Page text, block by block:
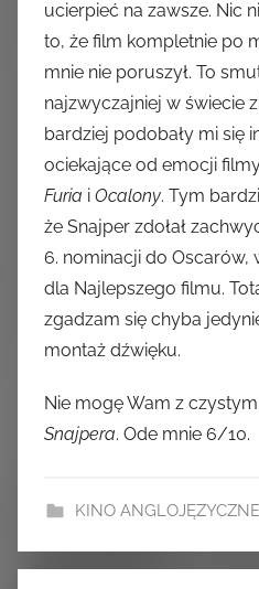
ucierpieć na zawsze. Nic
to, że film kompletnie po
mnie nie poruszył. To
najzwyczajniej w świecie
bardziej podobały mi się
ociekające od emocji
Furia i Ocalony. Tym
że Snajper zdołał
6. nominacji do Oscarów,
dla Najlepszego filmu.
zgadzam się chyba
montaż dźwięku.
Nie mogę Wam z
Snajpera. Ode mnie 6/10.
KINO ANGLOJĘZYCZNE